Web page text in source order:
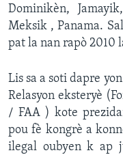
Dominikèn,
Meksik , Panama.
pat la nan rapò 2010
Lis sa a soti dapre
Relasyon eksteryè
/ FAA ) kote
pou fè kongrè a
ilegal oubyen k ap